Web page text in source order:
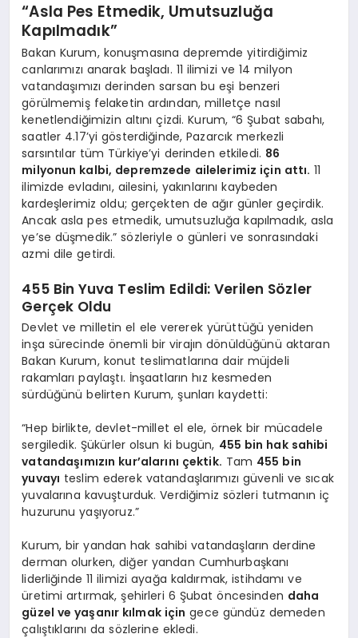
“Asla Pes Etmedik, Umutsuzluğa
Kapılmadık”
Bakan Kurum, konuşmasına depremde yitirdiğimiz
canlarımızı anarak başladı. 11 ilimizi ve 14 milyon
vatandaşımızı derinden sarsan bu eşi benzeri
görülmemiş felaketin ardından, milletçe nasıl
kenetlendiğimizin altını çizdi. Kurum, “6 Şubat sabahı,
saatler 4.17’yi gösterdiğinde, Pazarcık merkezli
sarsıntılar tüm Türkiye’yi derinden etkiledi. 86
milyonun kalbi, depremzede ailelerimiz için attı. 11
ilimizde evladını, ailesini, yakınlarını kaybeden
kardeşlerimiz oldu; gerçekten de ağır günler geçirdik.
Ancak asla pes etmedik, umutsuzluğa kapılmadık, asla
ye’se düşmedik.” sözleriyle o günleri ve sonrasındaki
azmi dile getirdi.
455 Bin Yuva Teslim Edildi: Verilen Sözler
Gerçek Oldu
Devlet ve milletin el ele vererek yürüttüğü yeniden
inşa sürecinde önemli bir virajın dönüldüğünü aktaran
Bakan Kurum, konut teslimatlarına dair müjdeli
rakamları paylaştı. İnşaatların hız kesmeden
sürdüğünü belirten Kurum, şunları kaydetti:
“Hep birlikte, devlet-millet el ele, örnek bir mücadele
sergiledik. Şükürler olsun ki bugün, 455 bin hak sahibi
vatandaşımızın kur’alarını çektik. Tam 455 bin
yuvayı teslim ederek vatandaşlarımızı güvenli ve sıcak
yuvalarına kavuşturduk. Verdiğimiz sözleri tutmanın iç
huzurunu yaşıyoruz.”
Kurum, bir yandan hak sahibi vatandaşların derdine
derman olurken, diğer yandan Cumhurbaşkanı
liderliğinde 11 ilimizi ayağa kaldırmak, istihdamı ve
üretimi artırmak, şehirleri 6 Şubat öncesinden daha
güzel ve yaşanır kılmak için gece gündüz demeden
çalıştıklarını da sözlerine ekledi.